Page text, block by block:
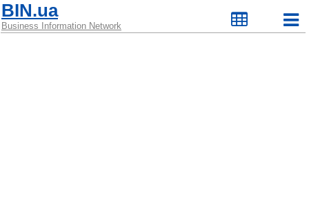
BIN.ua
Business Information Network